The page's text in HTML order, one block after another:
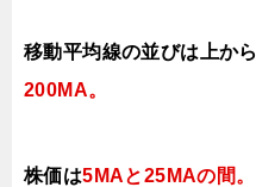
移動平均線の並びは上から
200MA。
株価は5MAと25MAの間。